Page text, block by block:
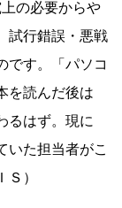
の必要からや
試行錯誤・悪戦
です。「パソコ
を読んだ後は
るはず。現に
いた担当者がこ
）